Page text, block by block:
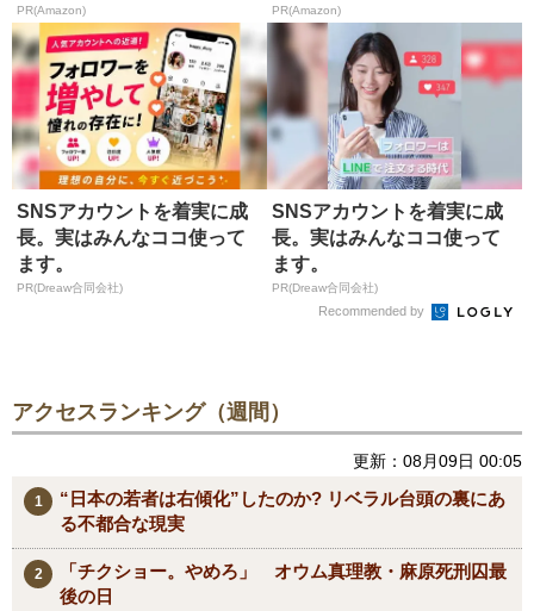
が...
PR(Amazon) PR(Amazon)
SNSアカウントを着実に成
長。実はみんなココ使って
ます。
PR(Dreaw合同会社)
SNSアカウントを着実に成
長。実はみんなココ使って
ます。
PR(Dreaw合同会社)
Recommended by
アクセスランキング（週間）
更新：08月09日 00:05
“日本の若者は右傾化”したのか? リベラル台頭の裏にあ
る不都合な現実
「チクショー。やめろ」 オウム真理教・麻原死刑囚最
後の日